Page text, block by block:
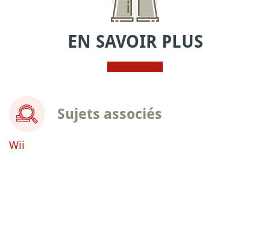
EN SAVOIR PLUS
Sujets associés
Wii